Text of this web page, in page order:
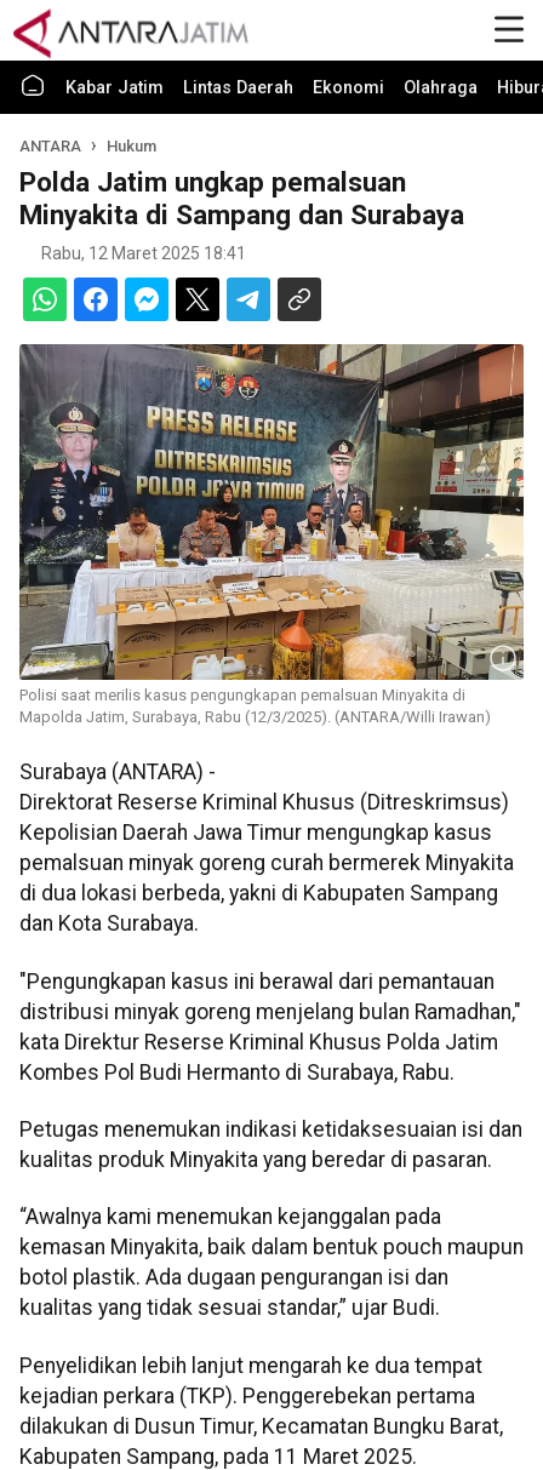
Kabar Jatim Lintas Daerah Ekonomi Olahraga
ANTARA Hukum
Polda Jatim ungkap pemalsuan
Minyakita di Sampang dan Surabaya
Rabu, 12 Maret 2025 18:41
Polisi saat merilis kasus pengungkapan pemalsuan Minyakita di
Mapolda Jatim, Surabaya, Rabu (12/3/2025). (ANTARA/Willi Irawan)
Surabaya (ANTARA) -
Direktorat Reserse Kriminal Khusus (Ditreskrimsus)
Kepolisian Daerah Jawa Timur mengungkap kasus
pemalsuan minyak goreng curah bermerek Minyakita
di dua lokasi berbeda, yakni di Kabupaten Sampang
dan Kota Surabaya.
"Pengungkapan kasus ini berawal dari pemantauan
distribusi minyak goreng menjelang bulan Ramadhan,"
kata Direktur Reserse Kriminal Khusus Polda Jatim
Kombes Pol Budi Hermanto di Surabaya, Rabu.
Petugas menemukan indikasi ketidaksesuaian isi dan
kualitas produk Minyakita yang beredar di pasaran.
“Awalnya kami menemukan kejanggalan pada
kemasan Minyakita, baik dalam bentuk pouch maupun
botol plastik. Ada dugaan pengurangan isi dan
kualitas yang tidak sesuai standar,” ujar Budi.
Penyelidikan lebih lanjut mengarah ke dua tempat
kejadian perkara (TKP). Penggerebekan pertama
dilakukan di Dusun Timur, Kecamatan Bungku Barat,
Kabupaten Sampang, pada 11 Maret 2025.